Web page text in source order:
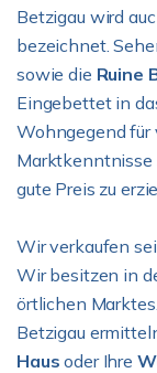
Betzigau wird
bezeichnet.
sowie die Ruine
Eingebettet in
Wohngegend für
Marktkenntnisse
gute Preis zu
Wir verkaufen
Wir besitzen in
örtlichen
Betzigau
Hausoder Ihre